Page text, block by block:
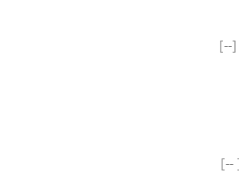
--
--]